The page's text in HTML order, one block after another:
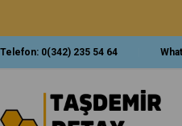
Telefon: 0(342) 235 54 64